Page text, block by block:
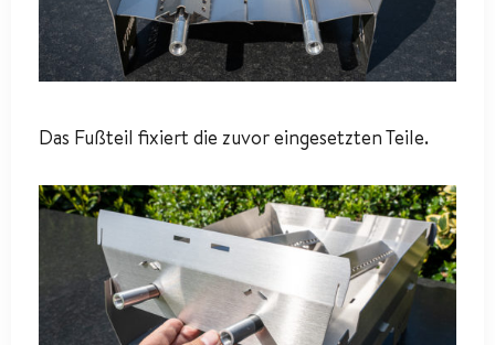
Das Fußteil fixiert die zuvor eingesetzten Teile.